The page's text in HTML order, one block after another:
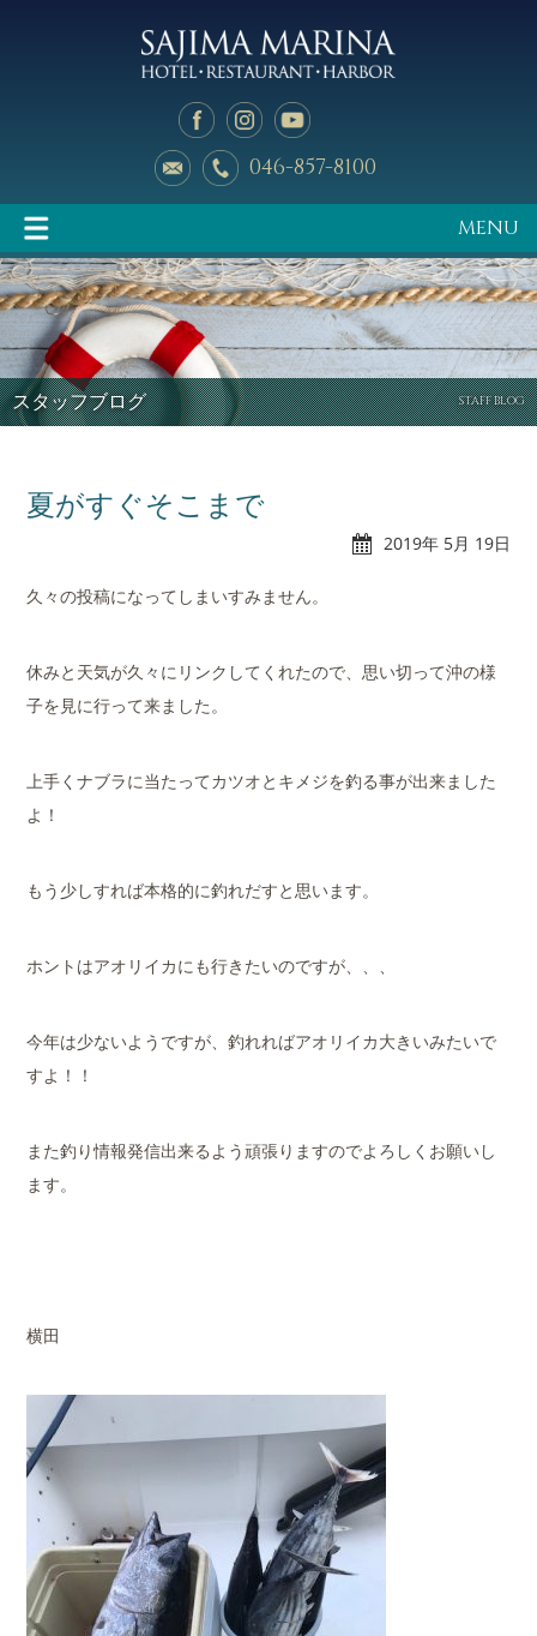
046-857-8100
MENU
イベント情報 マリーナのご案内
釣り天狗
れんたぼー アクセス
STAFF BLOG
スタッフブログ
夏がすぐそこまで
2019年 5月 19日
久々の投稿になってしまいすみません。
休みと天気が久々にリンクしてくれたので、思い切って沖の様
子を見に行って来ました。
上手くナブラに当たってカツオとキメジを釣る事が出来ました
よ！
もう少しすれば本格的に釣れだすと思います。
ホントはアオリイカにも行きたいのですが、、、
今年は少ないようですが、釣れればアオリイカ大きいみたいで
すよ！！
また釣り情報発信出来るよう頑張りますのでよろしくお願いし
ます。
横田